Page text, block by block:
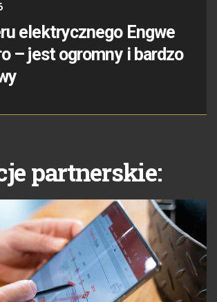
elektrycznego Engwe
– jest ogromny i bardzo
partnerskie: